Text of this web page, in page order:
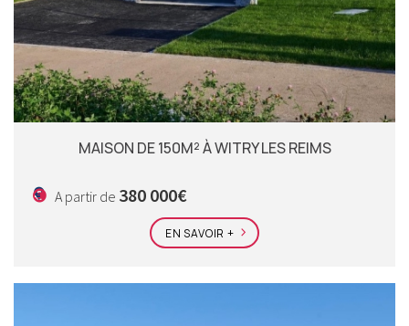
MAISON DE 150M² À WITRY LES REIMS
A partir de 380 000€
EN SAVOIR +